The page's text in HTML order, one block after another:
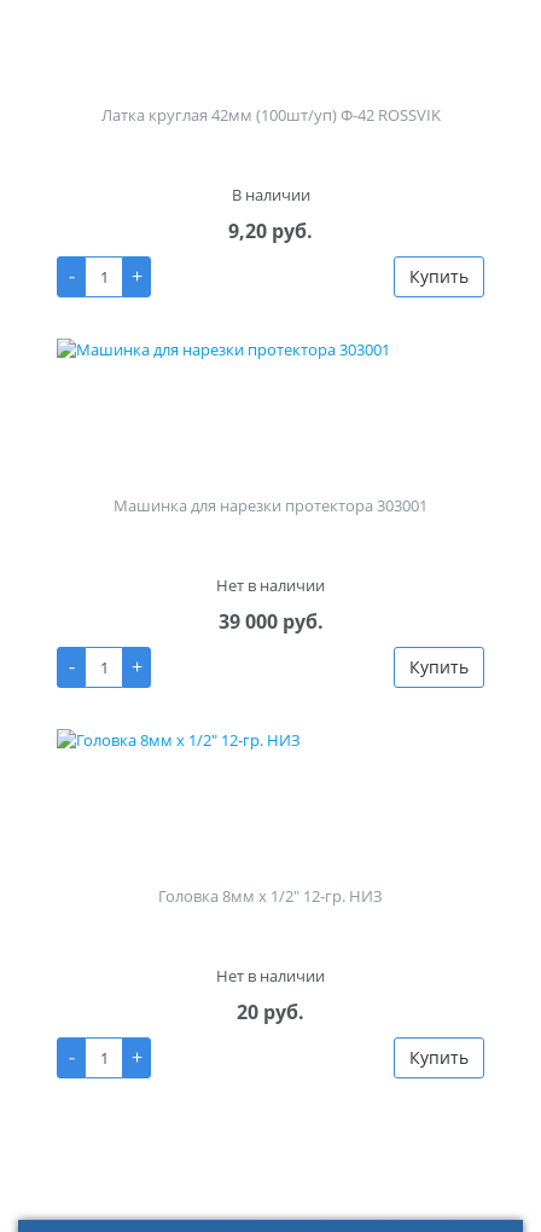
Латка круглая 42мм (100шт/уп) Ф-42 ROSSVIK
В наличии
9,20 руб.
-
+ Купить
Машинка для нарезки протектора 303001
Нет в наличии
39 000 руб.
-
+ Купить
Головка 8мм х 1/2" 12-гр. НИЗ
Нет в наличии
20 руб.
-
+ Купить